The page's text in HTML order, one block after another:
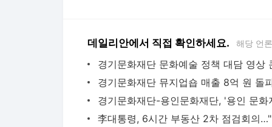
데일리안에서 직접 확인하세요. 해당 언